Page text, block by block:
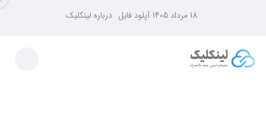
18 مرداد 1405 آپلود فایل درباره لینکلیک